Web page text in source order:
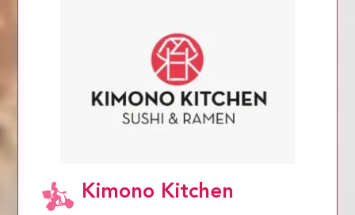
Kimono Kitchen